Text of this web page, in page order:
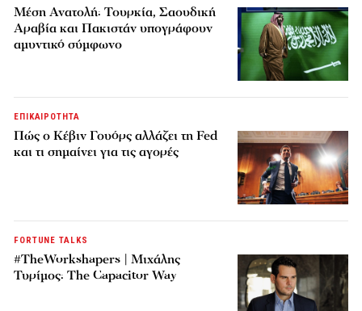
Μέση Ανατολή: Τουρκία, Σαουδική
Αραβία και Πακιστάν υπογράφουν
αμυντικό σύμφωνο
ΕΠΙΚΑΙΡΟΤΗΤΑ
Πώς ο Κέβιν Γουόρς αλλάζει τη Fed
και τι σημαίνει για τις αγορές
FORTUNE TALKS
#TheWorkshapers | Μιχάλης
Τυρίμος: The Capacitor Way